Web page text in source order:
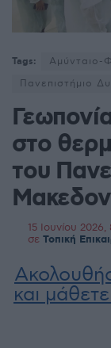
Tags:
Αμύνταιο-
Πανεπιστήμιο
στο
του
15 Ιουνίου
σε Τοπική
και